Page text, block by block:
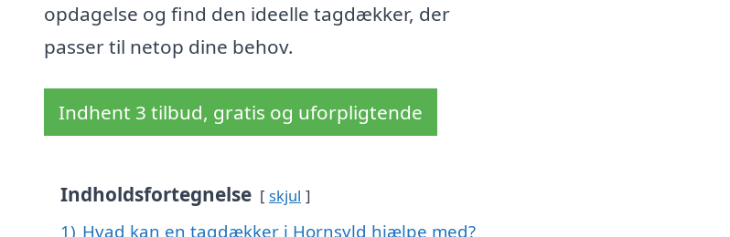
opdagelse og find den ideelle tagdækker, der
passer til netop dine behov.
Indhent 3 tilbud, gratis og uforpligtende
Indholdsfortegnelse skjul
1) Hvad kan en tagdækker i Hornsyld hjælpe med?